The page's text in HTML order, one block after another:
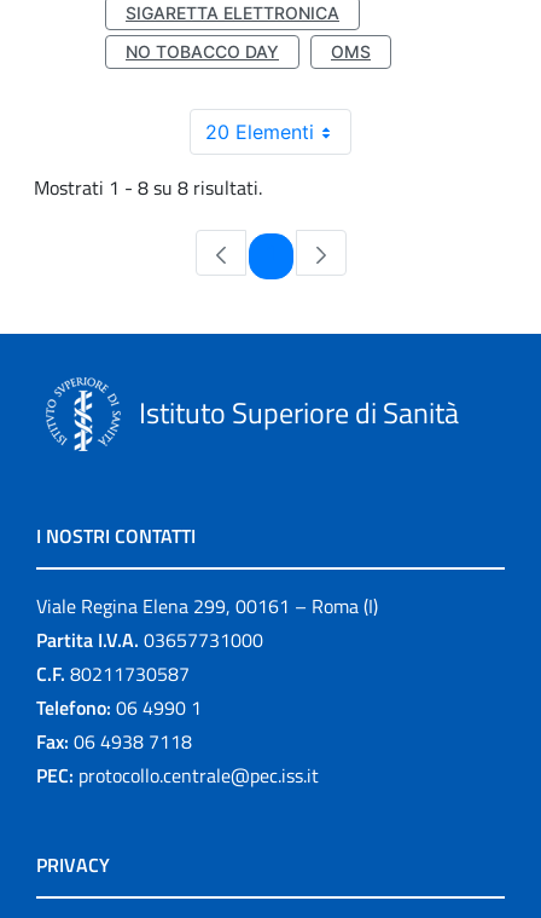
SIGARETTA ELETTRONICA
NO TOBACCO DAY
OMS
20 Elementi
Mostrati 1 - 8 su 8 risultati.
Pagina
Istituto Superiore di Sanità
I NOSTRI CONTATTI
Viale Regina Elena 299, 00161 – Roma (I)
Partita I.V.A. 03657731000
C.F. 80211730587
Telefono: 06 4990 1
Fax: 06 4938 7118
PEC: protocollo.centrale@pec.iss.it
PRIVACY